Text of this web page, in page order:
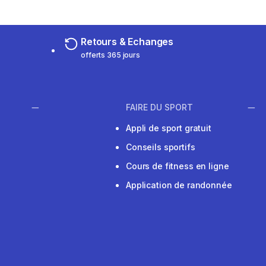
Retours & Echanges
offerts 365 jours
FAIRE DU SPORT
Appli de sport gratuit
Conseils sportifs
Cours de fitness en ligne
Application de randonnée